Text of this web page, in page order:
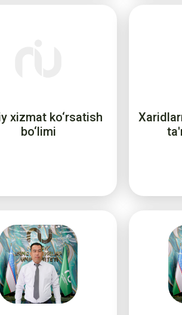
xizmat ko‘rsatish
bo‘limi